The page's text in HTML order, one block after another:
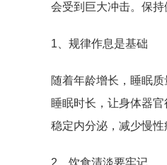
会受到巨大冲击。保持
1、规律作息是基础
随着年龄增长，睡眠
睡眠时长，让身体器
稳定内分泌，减少慢
2、饮食清淡要牢记